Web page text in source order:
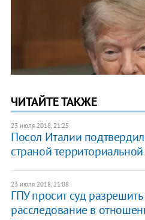
ЧИТАЙТЕ ТАКЖЕ
23 июля 2018, 21:25
Посол Италии
страной
23 июля 2018, 21:08
ГПУ просит суд
расследование в